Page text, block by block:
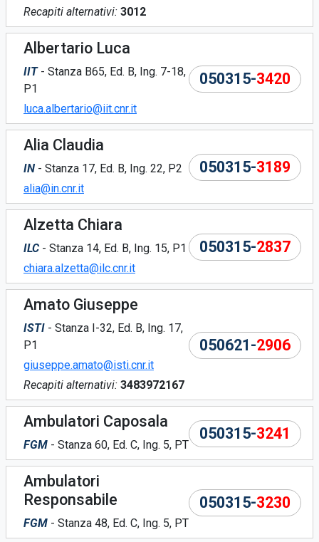
Recapiti alternativi: 3012
Albertario Luca
IIT- Stanza B65, Ed. B, Ing. 7-18,
P1
luca.albertario@iit.cnr.it
050315-3420
Alia Claudia
IN - Stanza 17, Ed. B, Ing. 22, P2
alia@in.cnr.it
050315-3189
Alzetta Chiara
ILC- Stanza 14, Ed. B, Ing. 15, P1
chiara.alzetta@ilc.cnr.it
050315-2837
Amato Giuseppe
ISTI - Stanza I-32, Ed. B, Ing. 17,
P1
giuseppe.amato@isti.cnr.it
Recapiti alternativi: 3483972167
050621-2906
Ambulatori Caposala
FGM - Stanza 60, Ed. C, Ing. 5, PT
050315-3241
Ambulatori
Responsabile
FGM - Stanza 48, Ed. C, Ing. 5, PT
050315-3230